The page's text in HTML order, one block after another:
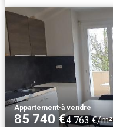
Appartement·à vendre
85 740 €4 763 €/m²